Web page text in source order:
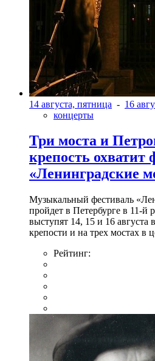
14 августа, пятница - 16
концерты
Три моста и
крепость охватит
«Ленинградские
Музыкальный фестиваль
пройдет в Петербурге в 11-й
выступят 14, 15 и 16 августа
крепости и на трех мостах в
Рейтинг: